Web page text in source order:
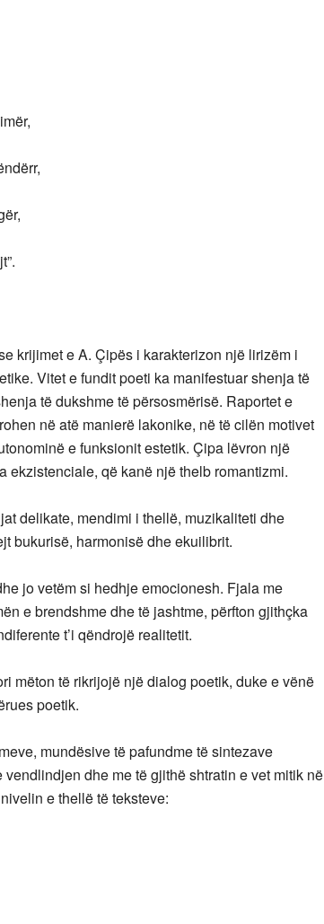
krijimet e A. Çipës i karakterizon një lirizëm i
Vitet e fundit poeti ka manifestuar shenja të
të dukshme të përsosmërisë. Raportet e
në atë manierë lakonike, në të cilën motivet
e funksionit estetik. Çipa lëvron një
ekzistenciale, që kanë një thelb romantizmi.
delikate, mendimi i thellë, muzikaliteti dhe
bukurisë, harmonisë dhe ekuilibrit.
jo vetëm si hedhje emocionesh. Fjala me
e brendshme dhe të jashtme, përfton gjithçka
t’i qëndrojë realitetit.
mëton të rikrijojë një dialog poetik, duke e vënë
poetik.
mundësive të pafundme të sintezave
dhe me të gjithë shtratin e vet mitik në
e thellë të teksteve: